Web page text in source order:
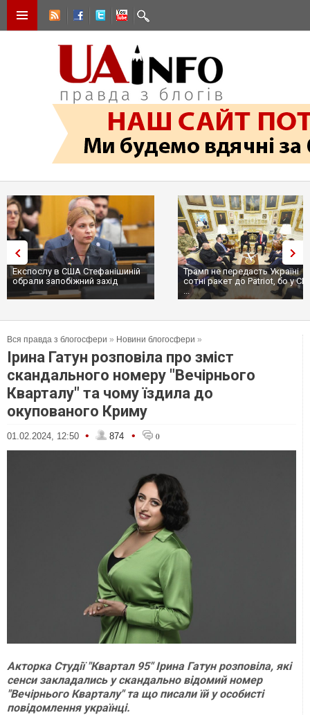
Експослу в США Стефанішиній
обрали запобіжний захід
Трамп не передасть Україні
сотні ракет до Patriot, бо у
...
Вся правда з блогосфери » Новини блогосфери »
Ірина Гатун розповіла про зміст
скандального номеру "Вечірнього
Кварталу" та чому їздила до
окупованого Криму
01.02.2024, 12:50 • 874 • 0
Акторка Студії "Квартал 95" Ірина Гатун розповіла, які
сенси закладались у скандально відомий номер
"Вечірнього Кварталу" та що писали їй у особисті
повідомлення українці.